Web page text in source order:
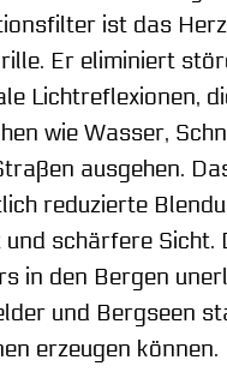
ist das
Er eliminiert
Lichtreflexionen,
wie Wasser,
ausgehen.
reduzierte
schärfere Sicht.
in den Bergen
und Bergseen
erzeugen können.